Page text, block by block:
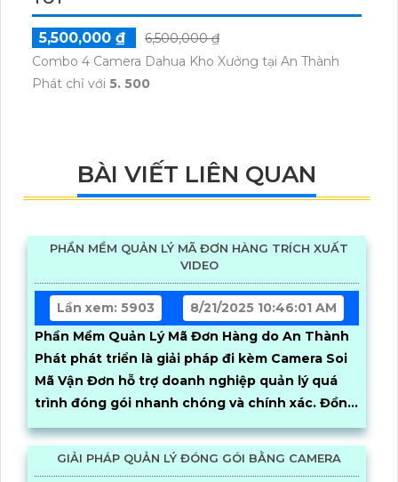
5,500,000 ₫
6,500,000 ₫
Combo 4 Camera Dahua Kho Xưởng tại An Thành
Phát chỉ với 5. 500
BÀI VIẾT LIÊN QUAN
PHẦN MỀM QUẢN LÝ MÃ ĐƠN HÀNG TRÍCH XUẤT
VIDEO
Lần xem: 5903
8/21/2025 10:46:01 AM
Phần Mềm Quản Lý Mã Đơn Hàng do An Thành
Phát phát triển là giải pháp đi kèm Camera Soi
Mã Vận Đơn hỗ trợ doanh nghiệp quản lý quá
trình đóng gói nhanh chóng và chính xác. Đồng
thời giúp xử lý khiếu nại khách hàng kịp thời và
giám sát được quy trình đóng hàng của nhân
viên phần mềm hoạt động mượt mà trên nhiều
GIẢI PHÁP QUẢN LÝ ĐÓNG GÓI BẰNG CAMERA